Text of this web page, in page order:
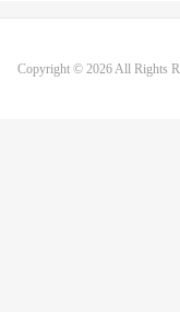
Copyright © 2026 All Rights